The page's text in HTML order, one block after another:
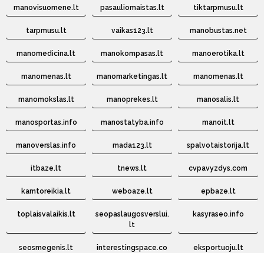
manovisuomene.lt pasauliomaistas.lt tiktarpmusu.lt
tarpmusu.lt vaikas123.lt manobustas.net
manomedicina.lt manokompasas.lt manoerotika.lt
manomenas.lt manomarketingas.lt manomenas.lt
manomokslas.lt manoprekes.lt manosalis.lt
manosportas.info manostatyba.info manoit.lt
manoverslas.info mada123.lt spalvotaistorija.lt
itbaze.lt tnews.lt cvpavyzdys.com
kamtoreikia.lt weboaze.lt epbaze.lt
toplaisvalaikis.lt
seopaslaugosverslui.
lt
kasyraseo.info
seosmegenis.lt interestingspace.co eksportuoju.lt